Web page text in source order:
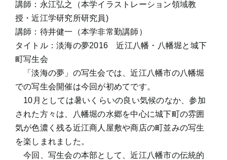
講師：永江弘之（本学イラストレーション領域教
授・近江学研究所研究員)
講師：待井健一（本学非常勤講師）
タイトル：淡海の夢2016 近江八幡・八幡堀と城下
町写生会
「淡海の夢」の写生会では、近江八幡市の八幡堀
での写生会開催は今回が初めてです。
10月としては暑いくらいの良い気候のなか、参加
された方々は、八幡堀の水郷を中心に城下町の雰囲
気が色濃く残る近江商人屋敷や商店の町並みの写生
を楽しまれました。
今回、写生会の本部として、近江八幡市の伝統的